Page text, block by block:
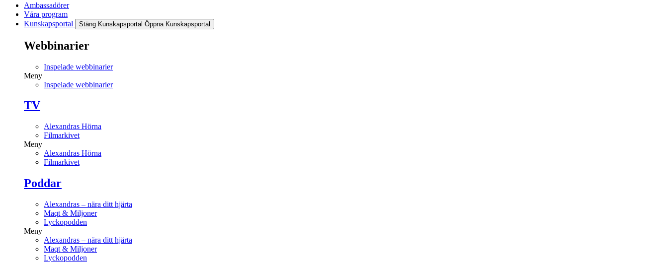
Ambassadörer
Våra program
Kunskapsportal
Stäng Kunskapsportal Öppna Kunskapsportal
Webbinarier
Inspelade webbinarier
Meny
Inspelade webbinarier
TV
Alexandras Hörna
Filmarkivet
Meny
Alexandras Hörna
Filmarkivet
Poddar
Alexandras – nära ditt hjärta
Maqt & Miljoner
Lyckopodden
Meny
Alexandras – nära ditt hjärta
Maqt & Miljoner
Lyckopodden